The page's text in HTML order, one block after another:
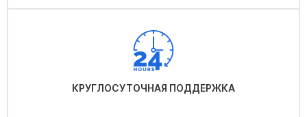
КРУГЛОСУТОЧНАЯ ПОДДЕРЖКА